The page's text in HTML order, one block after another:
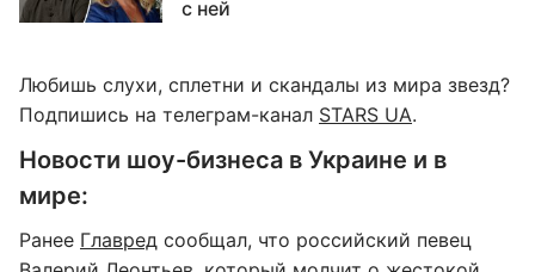
с ней
Любишь слухи, сплетни и скандалы из мира звезд?
Подпишись на телеграм-канал STARS UA.
Новости шоу-бизнеса в Украине и в
мире:
Ранее Главред сообщал, что российский певец